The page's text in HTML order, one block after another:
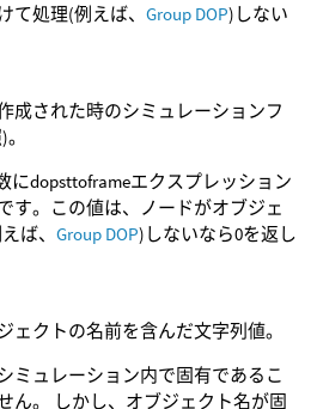
て処理(例えば、 Group DOP)しない
成された時のシミュレーションフ
にdopsttoframeエクスプレッション
す。この値は、ノードがオブジェ
ば、 Group DOP)しないなら0を返し
ェクトの名前を含んだ文字列値。
ミュレーション内で固有であるこ
ん。 しかし、オブジェクト名が固